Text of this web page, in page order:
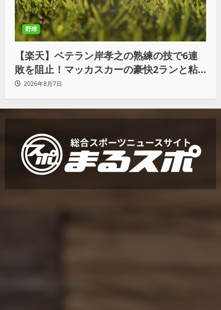
野球
【楽天】ベテラン岸孝之の熟練の技で6連
敗を阻止！マッカスカーの豪快2ランと粘
りの継投でオリックスを破る
2026年8月7日